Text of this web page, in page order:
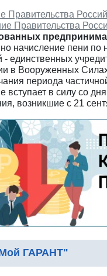
Правительства
Правительства
начисление пени
- единственных
в Вооруженных
периода
вступает в силу со
возникшие с 21
ГАРАНТ"